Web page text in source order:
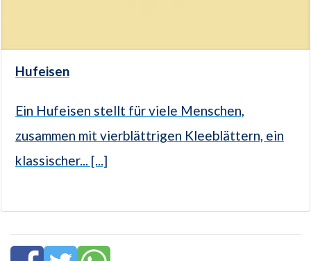
Hufeisen
Ein Hufeisen stellt für viele Menschen,
zusammen mit vierblättrigen Kleeblättern, ein
klassischer... [...]